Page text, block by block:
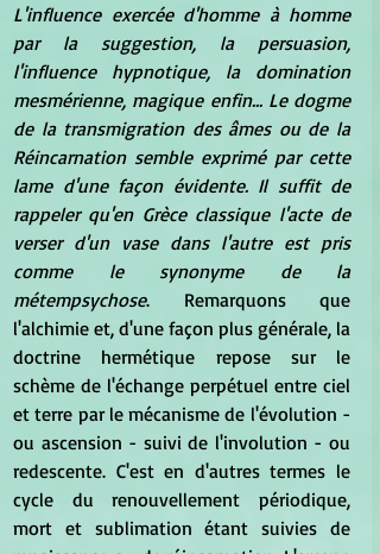
L'influence exercée d'homme à homme
par la suggestion, la persuasion,
l'influence hypnotique, la domination
mesmérienne, magique enfin... Le dogme
de la transmigration des âmes ou de la
Réincarnation semble exprimé par cette
lame d'une façon évidente. Il suffit de
rappeler qu'en Grèce classique l'acte de
verser d'un vase dans l'autre est pris
comme le synonyme de la
métempsychose. Remarquons que
l'alchimie et, d'une façon plus générale, la
doctrine hermétique repose sur le
schème de l'échange perpétuel entre ciel
et terre par le mécanisme de l'évolution -
ou ascension - suivi de l'involution - ou
redescente. C'est en d'autres termes le
cycle du renouvellement périodique,
mort et sublimation étant suivies de